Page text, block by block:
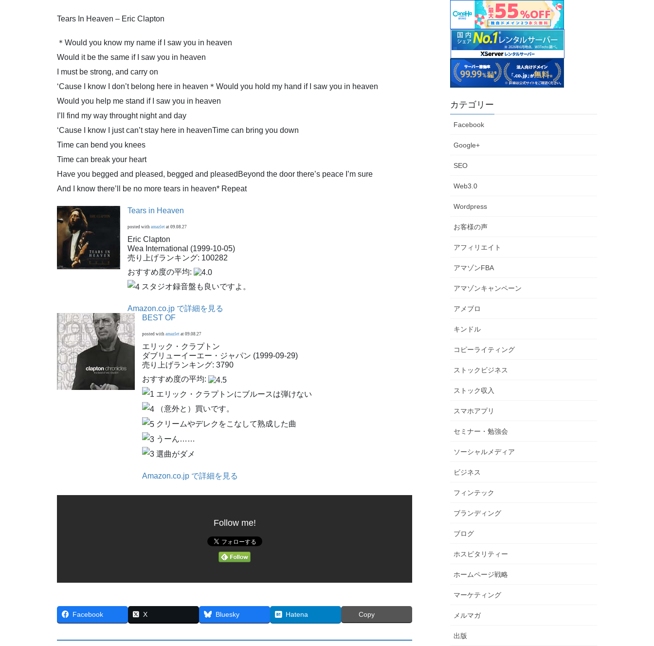
Tears In Heaven – Eric Clapton
＊Would you know my name if I saw you in heaven
Would it be the same if I saw you in heaven
I must be strong, and carry on
‘Cause I know I don’t belong here in heaven＊Would you hold my hand if I saw you in heaven
Would you help me stand if I saw you in heaven
I’ll find my way throught night and day
‘Cause I know I just can’t stay here in heavenTime can bring you down
Time can bend you knees
Time can break your heart
Have you begged and pleased, begged and pleasedBeyond the door there’s peace I’m sure
And I know there’ll be no more tears in heaven* Repeat
Tears in Heaven
posted with amazlet at 09.08.27
Eric Clapton
Wea International (1999-10-05)
売り上げランキング: 100282
おすすめ度の平均:
スタジオ録音盤も良いですよ。
Amazon.co.jp で詳細を見る
BEST OF
posted with amazlet at 09.08.27
エリック・クラプトン
ダブリューイーエー・ジャパン (1999-09-29)
売り上げランキング: 3790
おすすめ度の平均:
エリック・クラプトンにブルースは弾けない
（意外と）買いです。
クリームやデレクをこなして熟成した曲
うーん……
選曲がダメ
Amazon.co.jp で詳細を見る
Follow me!
Facebook X Bluesky Hatena Copy
カテゴリー
Facebook
Google+
SEO
Web3.0
Wordpress
お客様の声
アフィリエイト
アマゾンFBA
アマゾンキャンペーン
アメブロ
キンドル
コピーライティング
ストックビジネス
ストック収入
スマホアプリ
セミナー・勉強会
ソーシャルメディア
ビジネス
フィンテック
ブランディング
ブログ
ホスピタリティー
ホームページ戦略
マーケティング
メルマガ
出版